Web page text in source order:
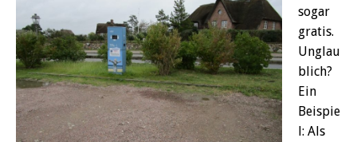
sogar
gratis.
Unglau
blich?
Ein
Beispie
l: Als